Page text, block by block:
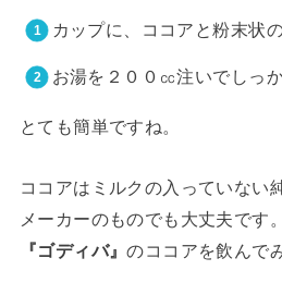
カップに、ココアと粉末状
お湯を２００㏄注いでしっ
とても簡単ですね。
ココアはミルクの入っていない
メーカーのものでも大丈夫です
『ゴディバ』のココアを飲んで